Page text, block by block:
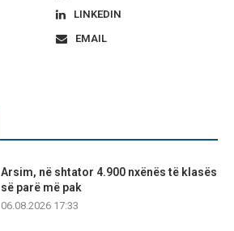
LINKEDIN
EMAIL
Arsim, në shtator 4.900 nxënës të klasës
së parë më pak
06.08.2026 17:33